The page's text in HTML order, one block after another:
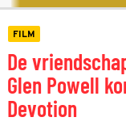
FILM
De
Glen Powell
Devotion